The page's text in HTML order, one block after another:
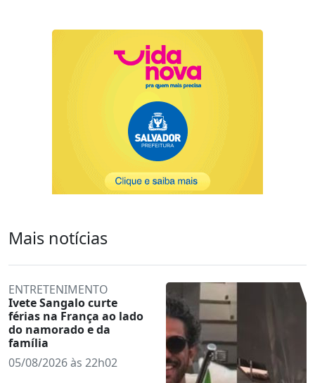
Mais notícias
ENTRETENIMENTO
Ivete Sangalo curte
férias na França ao lado
do namorado e da
família
05/08/2026 às 22h02